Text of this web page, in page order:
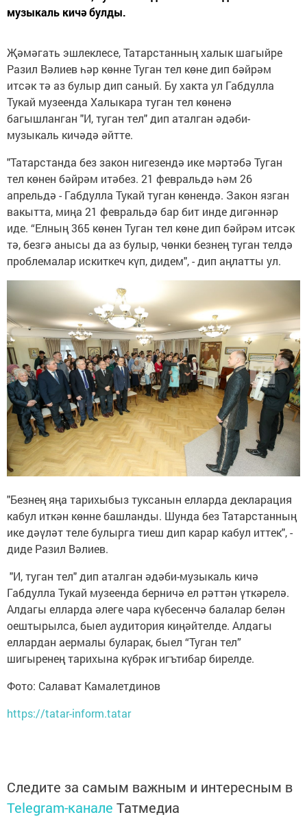
музыкаль кичә булды.
Җәмәгать эшлеклесе, Татарстанның халык шагыйре
Разил Вәлиев һәр көнне Туган тел көне дип бәйрәм
итсәк тә аз булыр дип саный. Бу хакта ул Габдулла
Тукай музеенда Халыкара туган тел көненә
багышланган "И, туган тел" дип аталган әдәби-
музыкаль кичәдә әйтте.
"Татарстанда без закон нигезендә ике мәртәбә Туган
тел көнен бәйрәм итәбез. 21 февральдә һәм 26
апрельдә - Габдулла Тукай туган көнендә. Закон язган
вакытта, миңа 21 февральдә бар бит инде дигәннәр
иде. “Елның 365 көнен Туган тел көне дип бәйрәм итсәк
тә, безгә анысы да аз булыр, чөнки безнең туган телдә
проблемалар искиткеч күп, дидем", - дип аңлатты ул.
"Безнең яңа тарихыбыз туксанын елларда декларация
кабул иткән көнне башланды. Шунда без Татарстанның
ике дәүләт теле булырга тиеш дип карар кабул иттек", -
диде Разил Вәлиев.
"И, туган тел" дип аталган әдәби-музыкаль кичә
Габдулла Тукай музеенда берничә ел рәттән үткәрелә.
Алдагы елларда әлеге чара күбесенчә балалар белән
оештырылса, быел аудитория киңәйтелде. Алдагы
еллардан аермалы буларак, быел “Туган тел”
шигыренең тарихына күбрәк игътибар бирелде.
Фото: Салават Камалетдинов
https://tatar-inform.tatar
Следите за самым важным и интересным в
Telegram-канале Татмедиа